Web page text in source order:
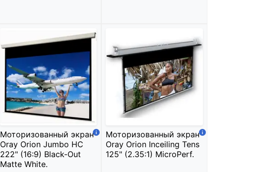
Моторизованный экран
Oray Orion Jumbo HC
222" (16:9) Black-Out
Matte White.
Моторизованный экран
Oray Orion Inceiling Tens
125" (2.35:1) MicroPerf.